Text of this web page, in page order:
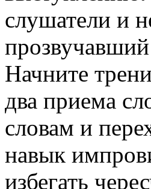
слушатели и
Начните
два приема
словам и
навык
избегать